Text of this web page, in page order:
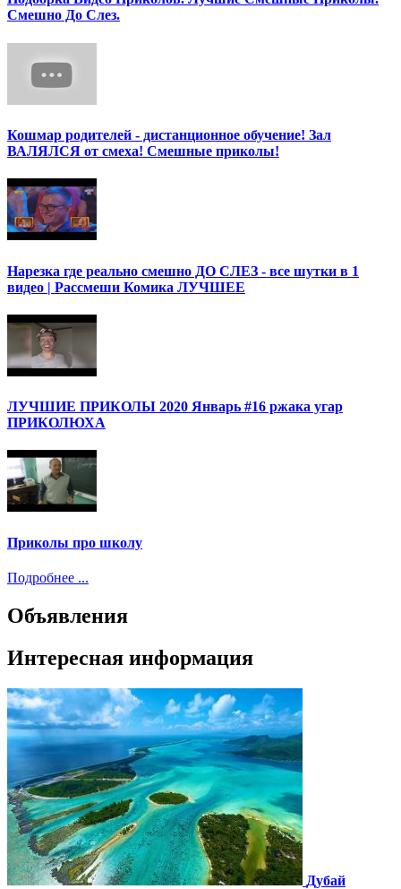
Смешно До Слез.
Кошмар родителей - дистанционное обучение! Зал
ВАЛЯЛСЯ от смеха! Смешные приколы!
Нарезка где реально смешно ДО СЛЕЗ - все шутки в 1
видео | Рассмеши Комика ЛУЧШЕЕ
ЛУЧШИЕ ПРИКОЛЫ 2020 Январь #16 ржака угар
ПРИКОЛЮХА
Приколы про школу
Подробнее ...
Объявления
Интересная информация
Дубай